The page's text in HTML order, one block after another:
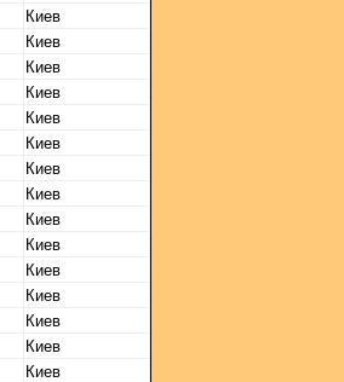
Киев
Киев
Киев
Киев
Киев
Киев
Киев
Киев
Киев
Киев
Киев
Киев
Киев
Киев
Киев